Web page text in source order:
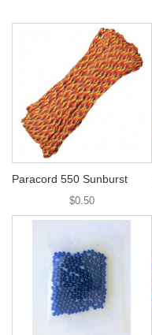
Paracord 550 Sunburst
$0.50